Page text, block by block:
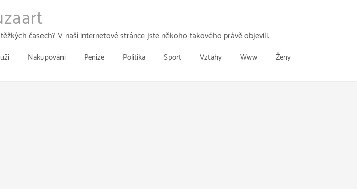
časech? V naší internetové stránce jste někoho takového právě objevili.
Nakupování Peníze Politika Sport Vztahy Www Ženy